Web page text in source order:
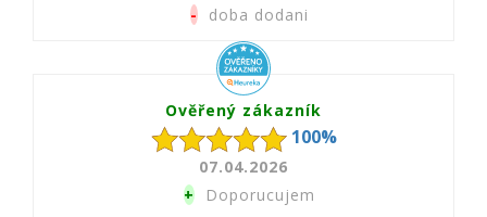
-doba dodani
Ověřený zákazník
100%
07.04.2026
+Doporucujem